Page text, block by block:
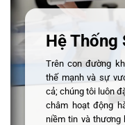
Hệ Thống
Trên con đường
thế mạnh và sự
cả; chúng tôi luôn
châm hoạt động
niềm tin và thương